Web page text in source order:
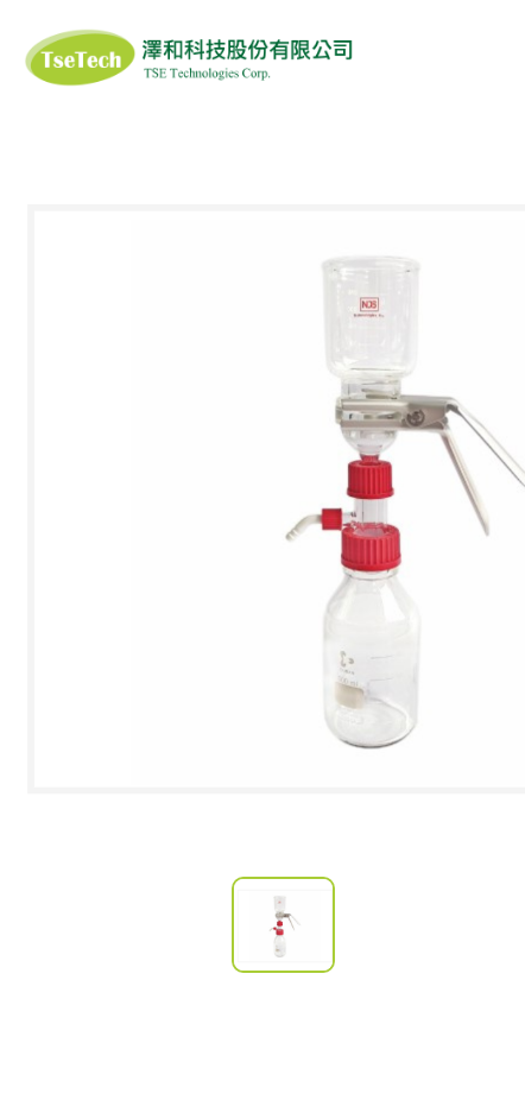
澤和科技有限公司
滅菌產品系列
清潔工具/溶劑 清潔擦
DUPONT 杜邦